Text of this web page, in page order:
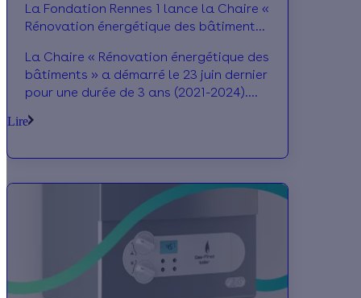
La Fondation Rennes 1 lance la Chaire «
Rénovation énergétique des bâtiments
La Chaire « Rénovation énergétique des
bâtiments » a démarré le 23 juin dernier
pour une durée de 3 ans (2021-2024).
répond à un double objectif : concevoir
rénovation innovantes et accompagner
le secteur dans sa contribution à la
transition énergétique.
Lire